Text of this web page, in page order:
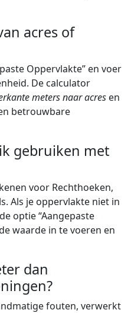
acres of
Oppervlakte” en voer
De calculator
meters naar acres en
betrouwbare
gebruiken met
voor Rechthoeken,
Als je oppervlakte niet in
optie “Aangepaste
waarde in te voeren en
dan
fouten, verwerkt